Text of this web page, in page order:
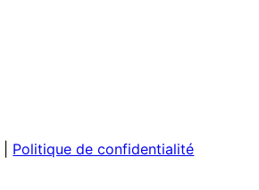
Politique de confidentialité